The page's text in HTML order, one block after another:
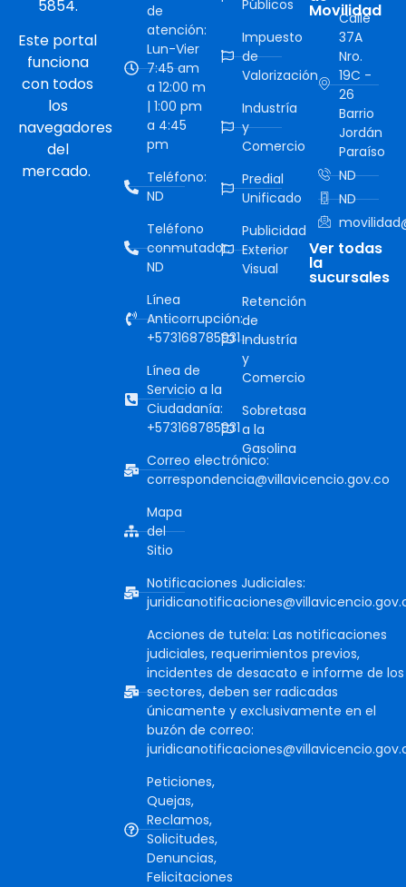
5854.
Este portal
funciona
con todos
los
navegadores
del
mercado.
de
atención:
Lun-Vier
7:45 am
a 12:00 m
| 1:00 pm
a 4:45
pm
Teléfono:
ND
Teléfono
conmutador:
ND
Línea
Anticorrupción:
+573168785931
Línea de
Servicio a la
Ciudadanía:
+573168785931
Correo electrónico:
correspondencia@villavicencio.gov.co
Mapa
del
Sitio
Notificaciones Judiciales:
Acciones de tutela: Las notificaciones
judiciales, requerimientos previos,
incidentes de desacato e informe de los
sectores, deben ser radicadas
únicamente y exclusivamente en el
buzón de correo:
Peticiones,
Quejas,
Reclamos,
Solicitudes,
Denuncias,
Felicitaciones
Públicos
Impuesto
de
Valorización
Industría
y
Comercio
Predial
Unificado
Publicidad
Exterior
Visual
Retención
de
Industría
y
Comercio
Sobretasa
a la
Gasolina
Movilidad
Calle
37A
Nro.
19C -
26
Barrio
Jordán
Paraíso
ND
ND
Ver todas
la
sucursales